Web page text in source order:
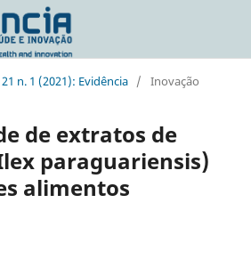
n. 1 (2021): Evidência / Inovação
de extratos de
paraguariensis)
alimentos